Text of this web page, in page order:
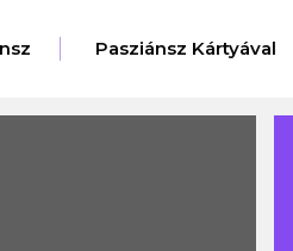
Pasziánsz Kártyával